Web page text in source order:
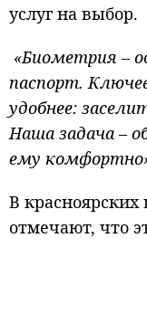
услуг на выбор.
«Биометрия –
паспорт.
удобнее:
Наша задача –
ему
В
отмечают, что